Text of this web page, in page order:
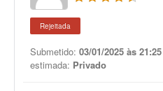
Rejeitada
Submetido: 03/01/2025 às 21:25
estimada: Privado